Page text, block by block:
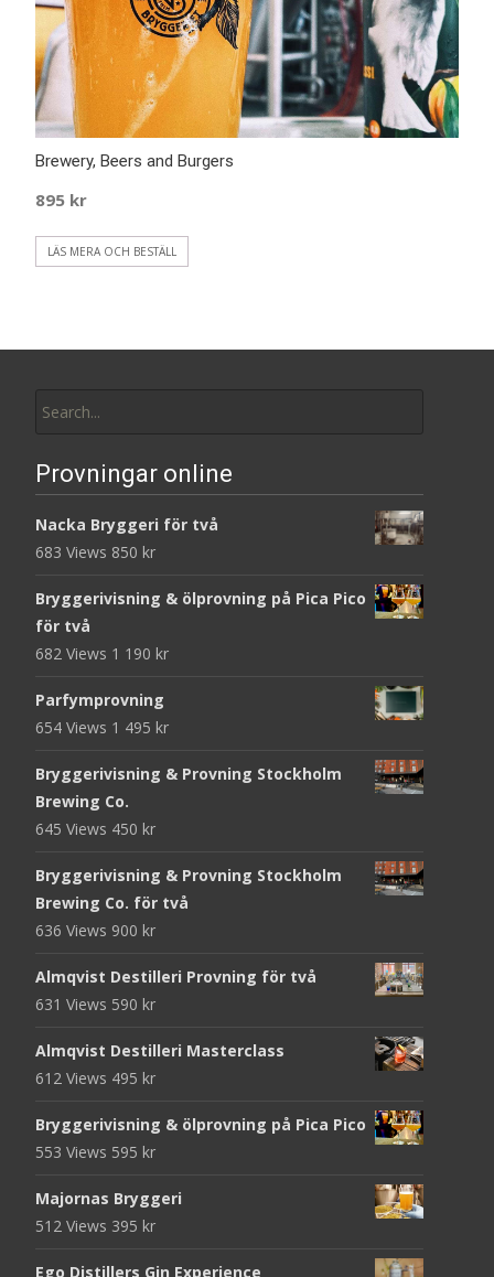
Brewery, Beers and Burgers
895 kr
LÄS MERA OCH BESTÄLL
for:
Provningar online
Nacka Bryggeri för två
683 Views 850 kr
Bryggerivisning & ölprovning på Pica Pico
för två
682 Views 1 190 kr
Parfymprovning
654 Views 1 495 kr
Bryggerivisning & Provning Stockholm
Brewing Co.
645 Views 450 kr
Bryggerivisning & Provning Stockholm
Brewing Co. för två
636 Views 900 kr
Almqvist Destilleri Provning för två
631 Views 590 kr
Almqvist Destilleri Masterclass
612 Views 495 kr
Bryggerivisning & ölprovning på Pica Pico
553 Views 595 kr
Majornas Bryggeri
512 Views 395 kr
Ego Distillers Gin Experience